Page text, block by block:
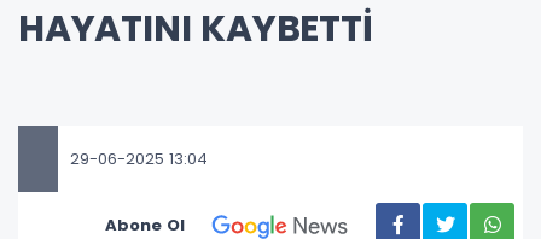
HAYATINI KAYBETTİ
29-06-2025 13:04
Abone Ol